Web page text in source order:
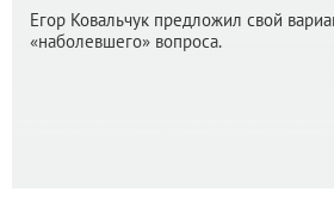
Егор Ковальчук предложил свой
«наболевшего» вопроса.